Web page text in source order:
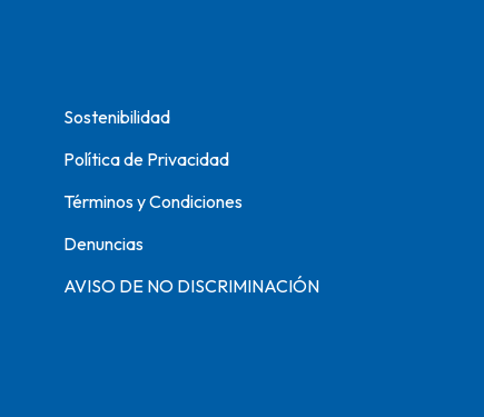
Sostenibilidad
Política de Privacidad
Términos y Condiciones
Denuncias
AVISO DE NO DISCRIMINACIÓN